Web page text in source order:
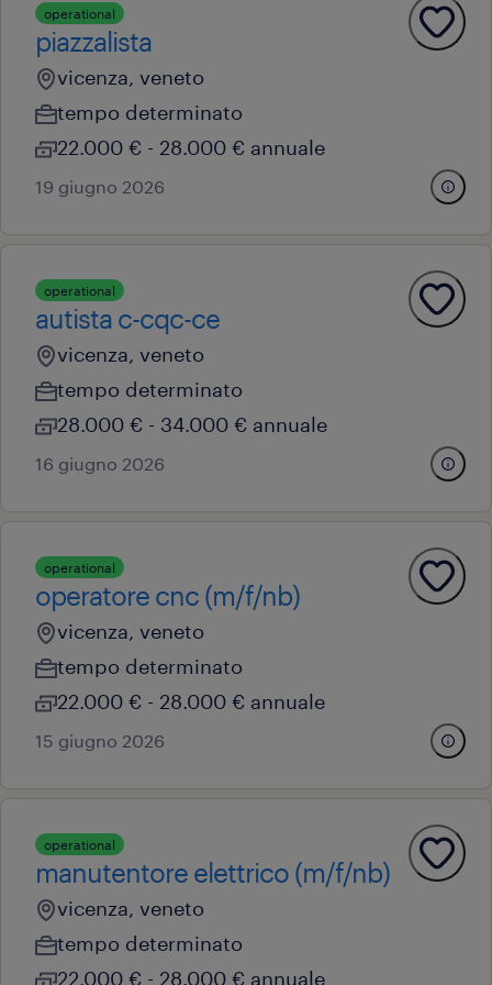
operational
piazzalista
vicenza, veneto
tempo determinato
22.000 € - 28.000 € annuale
19 giugno 2026
operational
autista c-cqc-ce
vicenza, veneto
tempo determinato
28.000 € - 34.000 € annuale
16 giugno 2026
operational
operatore cnc (m/f/nb)
vicenza, veneto
tempo determinato
22.000 € - 28.000 € annuale
15 giugno 2026
operational
manutentore elettrico (m/f/nb)
vicenza, veneto
tempo determinato
22.000 € - 28.000 € annuale